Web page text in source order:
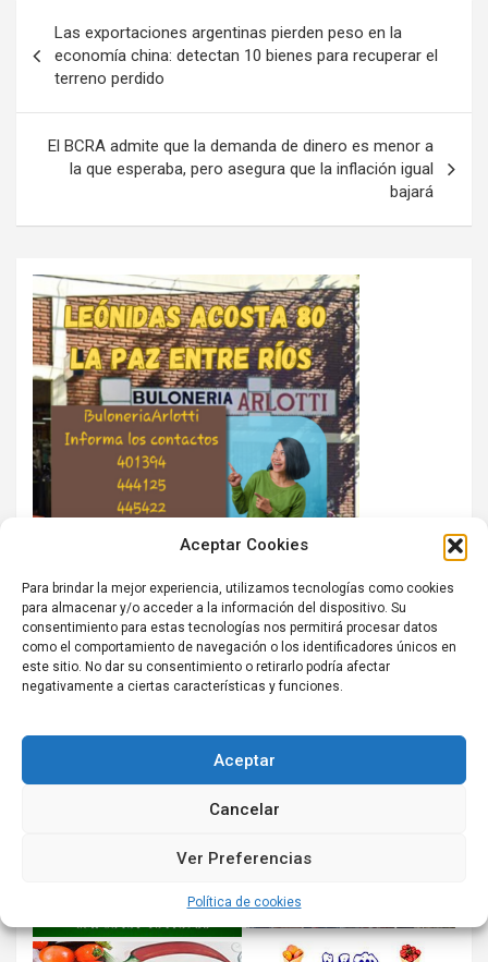
Aceptar Cookies
Para brindar la mejor experiencia, utilizamos tecnologías como cookies
para almacenar y/o acceder a la información del dispositivo. Su
consentimiento para estas tecnologías nos permitirá procesar datos
como el comportamiento de navegación o los identificadores únicos en
este sitio. No dar su consentimiento o retirarlo podría afectar
negativamente a ciertas características y funciones.
Aceptar
Cancelar
Ver Preferencias
Política de cookies
de
entradas
Las exportaciones argentinas pierden peso en la
economía china: detectan 10 bienes para recuperar el
terreno perdido
El BCRA admite que la demanda de dinero es menor a
la que esperaba, pero asegura que la inflación igual
bajará